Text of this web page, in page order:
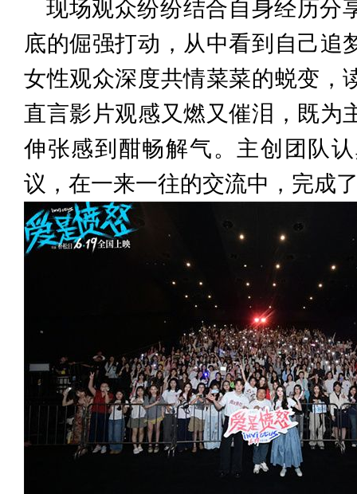
现场观众纷纷结合自身经历分
底的倔强打动，从中看到自己追
女性观众深度共情菜菜的蜕变，
直言影片观感又燃又催泪，既为
伸张感到酣畅解气。主创团队
议，在一来一往的交流中，完成